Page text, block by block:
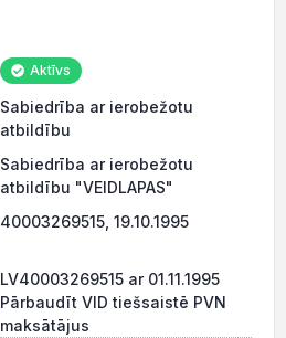
Aktīvs
Sabiedrība ar ierobežotu
atbildību
Sabiedrība ar ierobežotu
atbildību "VEIDLAPAS"
40003269515, 19.10.1995
LV40003269515 ar 01.11.1995
Pārbaudīt VID tiešsaistē PVN
maksātājus